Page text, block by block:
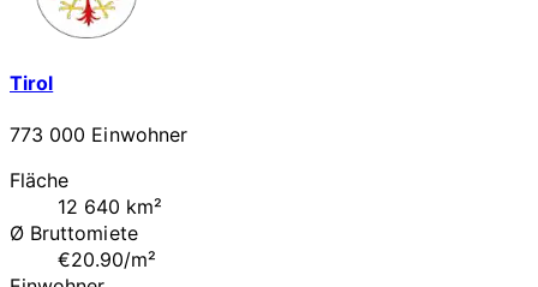
Tirol
773 000 Einwohner
Fläche
12 640 km²
Ø Bruttomiete
€20.90/m²